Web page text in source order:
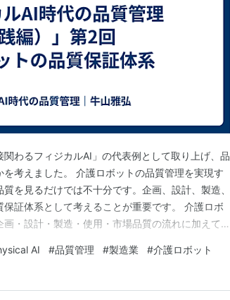
わるフィジカルAI」の代表例として取り上げ、品
考えました。 介護ロボットの品質管理を実現す
を見るだけでは不十分です。企画、設計、製造、
証体系として考えることが重要です。 介護ロボ
・設計・製造・使用・市場品質の流れに加えて、
従来の品質管理で品質保証体系が果たす役割 品
用、市場品質ま…
AI #品質管理 #製造業 #介護ロボット